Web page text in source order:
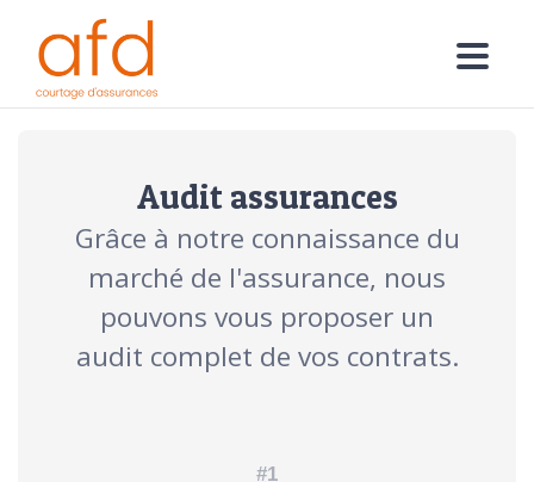
Audit assurances
Grâce à notre connaissance du
marché de l'assurance, nous
pouvons vous proposer un
audit complet de vos contrats.